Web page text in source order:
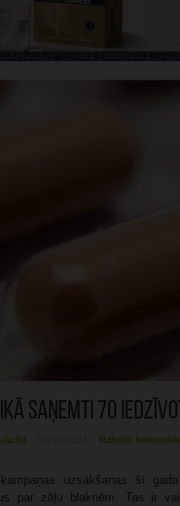
saņemti 70
Rakstīt
uzsākšanas šī
par zāļu blaknēm. Tas ir